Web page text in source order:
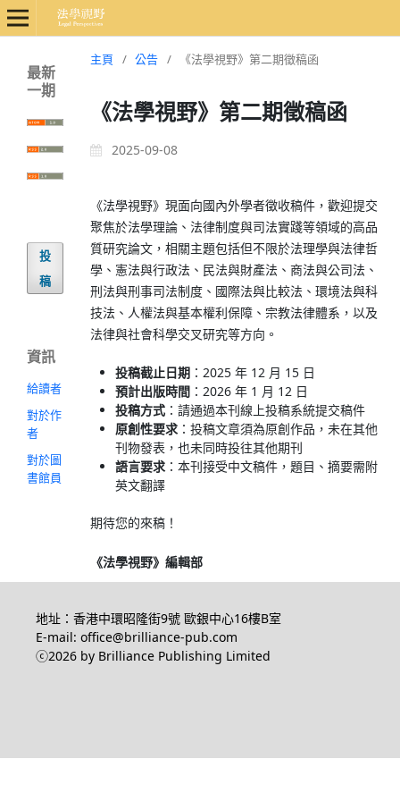
主頁 / 公告 / 《法學視野》第二期徵稿函
《法學視野》第二期徵稿函
2025-09-08
《法學視野》現面向國內外學者徵收稿件，歡迎提交
聚焦於法學理論、法律制度與司法實踐等領域的高品
質研究論文，相關主題包括但不限於法理學與法律哲
學、憲法與行政法、民法與財產法、商法與公司法、
刑法與刑事司法制度、國際法與比較法、環境法與科
技法、人權法與基本權利保障、宗教法律體系，以及
法律與社會科學交叉研究等方向。
投稿截止日期 ：2025 年 12 月 15 日
預計出版時間 ：2026 年 1 月 12 日
投稿方式 ：請通過本刊線上投稿系統提交稿件
原創性要求 ：投稿文章須為原創作品，未在其他
刊物發表，也未同時投往其他期刊
語言要求 ：本刊接受中文稿件，題目、摘要需附
英文翻譯
期待您的來稿！
《法學視野》編輯部
最新
一期
投
稿
資訊
給讀者
對於作
者
對於圖
書館員
地址：香港中環昭隆街9號 歐銀中心16樓B室
E-mail: office@brilliance-pub.com
ⓒ2026 by Brilliance Publishing Limited